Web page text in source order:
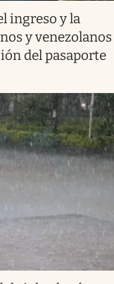
ingreso y la
y venezolanos
del pasaporte